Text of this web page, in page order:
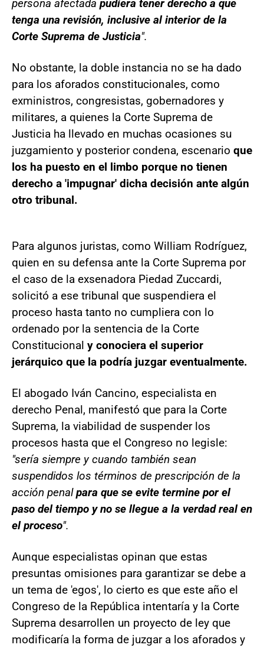
persona afectada pudiera tener derecho a que
tenga una revisión, inclusive al interior de la
Corte Suprema de Justicia".
No obstante, la doble instancia no se ha dado
para los aforados constitucionales, como
exministros, congresistas, gobernadores y
militares, a quienes la Corte Suprema de
Justicia ha llevado en muchas ocasiones su
juzgamiento y posterior condena, escenario que
los ha puesto en el limbo porque no tienen
derecho a 'impugnar' dicha decisión ante algún
otro tribunal.
Para algunos juristas, como William Rodríguez,
quien en su defensa ante la Corte Suprema por
el caso de la exsenadora Piedad Zuccardi,
solicitó a ese tribunal que suspendiera el
proceso hasta tanto no cumpliera con lo
ordenado por la sentencia de la Corte
Constitucional y conociera el superior
jerárquico que la podría juzgar eventualmente.
El abogado Iván Cancino, especialista en
derecho Penal, manifestó que para la Corte
Suprema, la viabilidad de suspender los
procesos hasta que el Congreso no legisle:
"sería siempre y cuando también sean
suspendidos los términos de prescripción de la
acción penalpara que se evite termine por el
paso del tiempo y no se llegue a la verdad real en
el proceso".
Aunque especialistas opinan que estas
presuntas omisiones para garantizar se debe a
un tema de 'egos', lo cierto es que este año el
Congreso de la República intentaría y la Corte
Suprema desarrollen un proyecto de ley que
modificaría la forma de juzgar a los aforados y